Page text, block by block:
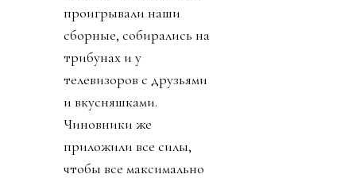
проигрывали наши
сборные, собирались на
трибунах и у
телевизоров с друзьями
и вкусняшками.
Чиновники же
приложили все силы,
чтобы все максимально